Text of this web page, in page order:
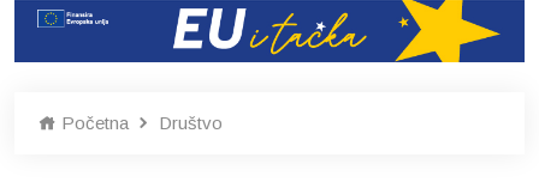
Početna Društvo